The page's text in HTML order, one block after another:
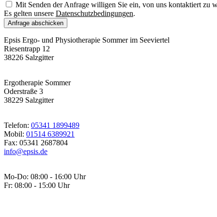
Mit Senden der Anfrage willigen Sie ein, von uns kontaktiert zu
Es gelten unsere Datenschutzbedingungen.
Anfrage abschicken
Epsis Ergo- und Physiotherapie Sommer im Seeviertel
Riesentrapp 12
38226 Salzgitter
Ergotherapie Sommer
Oderstraße 3
38229 Salzgitter
Telefon: 05341 1899489
Mobil: 01514 6389921
Fax: 05341 2687804
info@epsis.de
Mo-Do: 08:00 - 16:00 Uhr
Fr: 08:00 - 15:00 Uhr